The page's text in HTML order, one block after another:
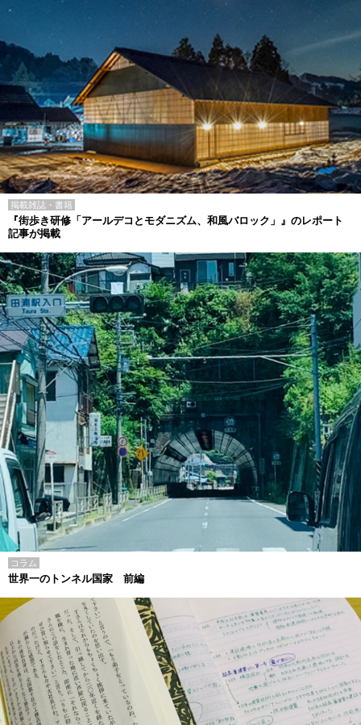
掲載雑誌・書籍
『街歩き研修「アールデコとモダニズム、和風バロック」』のレポート
記事が掲載
コラム
世界一のトンネル国家 前編